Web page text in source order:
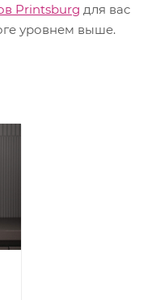
Printsburg для вас
уровнем выше.⁠